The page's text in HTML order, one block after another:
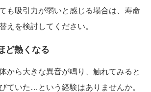
も吸引力が弱いと感じる場合は、寿命
えを検討してください。
ど熱くなる
から大きな異音が鳴り、触れてみると
ていた…という経験はありませんか。